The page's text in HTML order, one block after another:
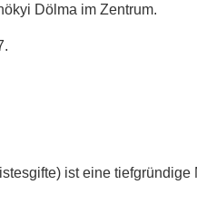
Dölma im Zentrum.
ist eine